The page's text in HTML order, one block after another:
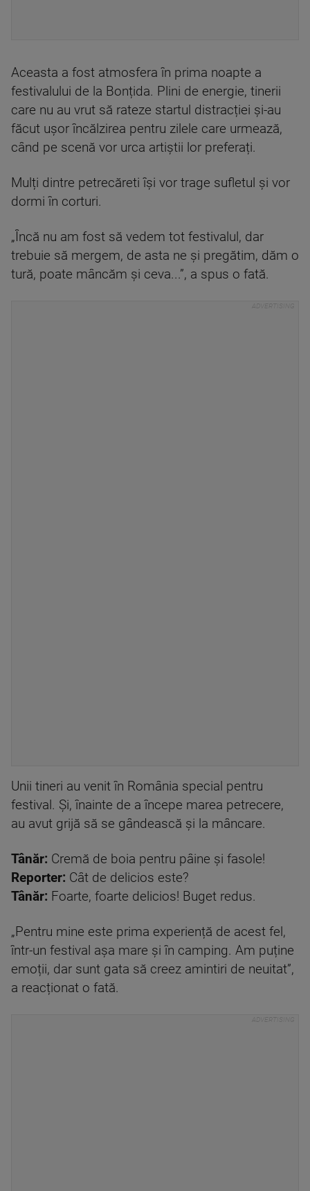
Aceasta a fost atmosfera în prima noapte a
festivalului de la Bonțida. Plini de energie, tinerii
care nu au vrut să rateze startul distracției și-au
făcut ușor încălzirea pentru zilele care urmează,
când pe scenă vor urca artiștii lor preferați.
Mulți dintre petrecăreti își vor trage sufletul și vor
dormi în corturi.
„Încă nu am fost să vedem tot festivalul, dar
trebuie să mergem, de asta ne și pregătim, dăm o
tură, poate mâncăm și ceva...”, a spus o fată.
Unii tineri au venit în România special pentru
festival. Și, înainte de a începe marea petrecere,
au avut grijă să se gândească și la mâncare.
Tânăr: Cremă de boia pentru pâine și fasole!
Reporter: Cât de delicios este?
Tânăr: Foarte, foarte delicios! Buget redus.
„Pentru mine este prima experiență de acest fel,
într-un festival așa mare și în camping. Am puține
emoții, dar sunt gata să creez amintiri de neuitat”,
a reacționat o fată.